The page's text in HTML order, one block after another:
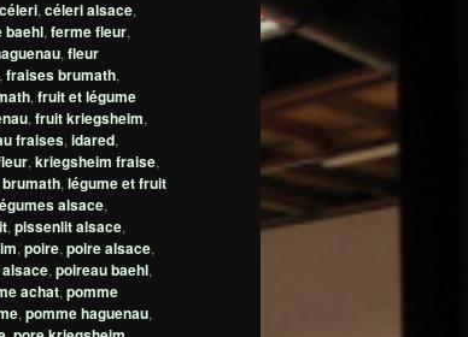
céleri, céleri alsace,
baehl, ferme fleur,
, fleur
, fraises brumath,
, fruit et légume
, fruit kriegsheim,
fraises, idared,
, kriegsheim fraise,
, légume et fruit
alsace,
, pissenlit alsace,
, poire, poire alsace,
, poireau baehl,
achat, pomme
, pomme haguenau,